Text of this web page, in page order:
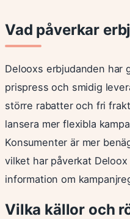
Vad påverkar
Delooxs erbjudanden har
prispress och smidig
större rabatter och fri
lansera mer flexibla
Konsumenter är mer
vilket har påverkat
information om
Vilka källor och